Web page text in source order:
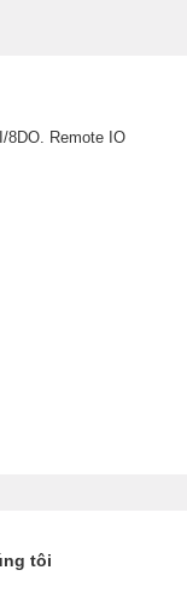
8DO. Remote IO
tôi